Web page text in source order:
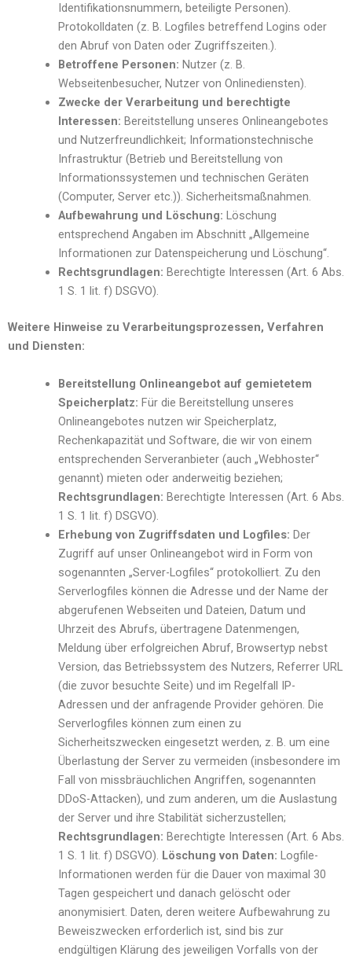
Identifikationsnummern, beteiligte Personen).
Protokolldaten (z. B. Logfiles betreffend Logins oder
den Abruf von Daten oder Zugriffszeiten.).
Betroffene Personen: Nutzer (z. B.
Webseitenbesucher, Nutzer von Onlinediensten).
Zwecke der Verarbeitung und berechtigte
Interessen: Bereitstellung unseres Onlineangebotes
und Nutzerfreundlichkeit; Informationstechnische
Infrastruktur (Betrieb und Bereitstellung von
Informationssystemen und technischen Geräten
(Computer, Server etc.)). Sicherheitsmaßnahmen.
Aufbewahrung und Löschung: Löschung
entsprechend Angaben im Abschnitt „Allgemeine
Informationen zur Datenspeicherung und Löschung“.
Rechtsgrundlagen: Berechtigte Interessen (Art. 6 Abs.
1 S. 1 lit. f) DSGVO).
Weitere Hinweise zu Verarbeitungsprozessen, Verfahren
und Diensten:
Bereitstellung Onlineangebot auf gemietetem
Speicherplatz: Für die Bereitstellung unseres
Onlineangebotes nutzen wir Speicherplatz,
Rechenkapazität und Software, die wir von einem
entsprechenden Serveranbieter (auch „Webhoster“
genannt) mieten oder anderweitig beziehen;
Rechtsgrundlagen: Berechtigte Interessen (Art. 6 Abs.
1 S. 1 lit. f) DSGVO).
Erhebung von Zugriffsdaten und Logfiles: Der
Zugriff auf unser Onlineangebot wird in Form von
sogenannten „Server-Logfiles“ protokolliert. Zu den
Serverlogfiles können die Adresse und der Name der
abgerufenen Webseiten und Dateien, Datum und
Uhrzeit des Abrufs, übertragene Datenmengen,
Meldung über erfolgreichen Abruf, Browsertyp nebst
Version, das Betriebssystem des Nutzers, Referrer URL
(die zuvor besuchte Seite) und im Regelfall IP-
Adressen und der anfragende Provider gehören. Die
Serverlogfiles können zum einen zu
Sicherheitszwecken eingesetzt werden, z. B. um eine
Überlastung der Server zu vermeiden (insbesondere im
Fall von missbräuchlichen Angriffen, sogenannten
DDoS-Attacken), und zum anderen, um die Auslastung
der Server und ihre Stabilität sicherzustellen;
Rechtsgrundlagen: Berechtigte Interessen (Art. 6 Abs.
1 S. 1 lit. f) DSGVO). Löschung von Daten: Logfile-
Informationen werden für die Dauer von maximal 30
Tagen gespeichert und danach gelöscht oder
anonymisiert. Daten, deren weitere Aufbewahrung zu
Beweiszwecken erforderlich ist, sind bis zur
endgültigen Klärung des jeweiligen Vorfalls von der